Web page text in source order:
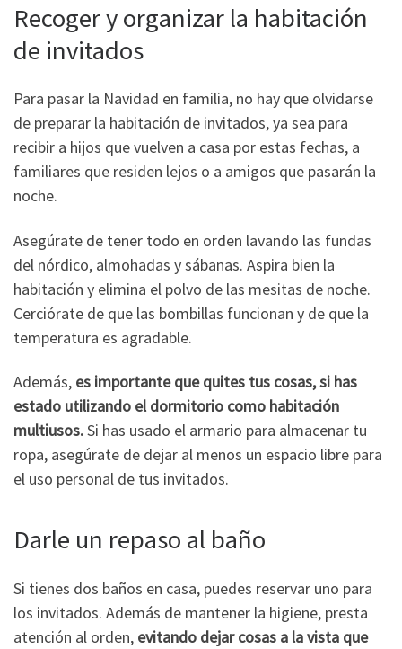
Recoger y organizar la habitación
de invitados
Para pasar la Navidad en familia, no hay que olvidarse
de preparar la habitación de invitados, ya sea para
recibir a hijos que vuelven a casa por estas fechas, a
familiares que residen lejos o a amigos que pasarán la
noche.
Asegúrate de tener todo en orden lavando las fundas
del nórdico, almohadas y sábanas. Aspira bien la
habitación y elimina el polvo de las mesitas de noche.
Cerciórate de que las bombillas funcionan y de que la
temperatura es agradable.
Además, es importante que quites tus cosas, si has
estado utilizando el dormitorio como habitación
multiusos.Si has usado el armario para almacenar tu
ropa, asegúrate de dejar al menos un espacio libre para
el uso personal de tus invitados.
Darle un repaso al baño
Si tienes dos baños en casa, puedes reservar uno para
los invitados. Además de mantener la higiene, presta
atención al orden, evitando dejar cosas a la vista que